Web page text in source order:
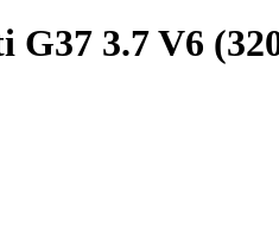
3.7 V6